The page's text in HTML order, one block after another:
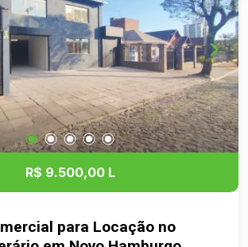
R$ 9.500,00 L
para Locação no